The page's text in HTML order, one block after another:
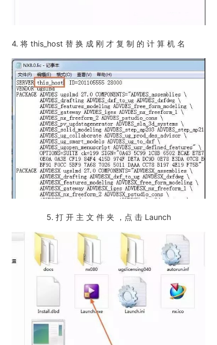
4. 将 this_host 替 换 成 刚 才 复 制 的 计 算 机 名
5. 打 开 主 文 件 夹 ，点 击 Launch